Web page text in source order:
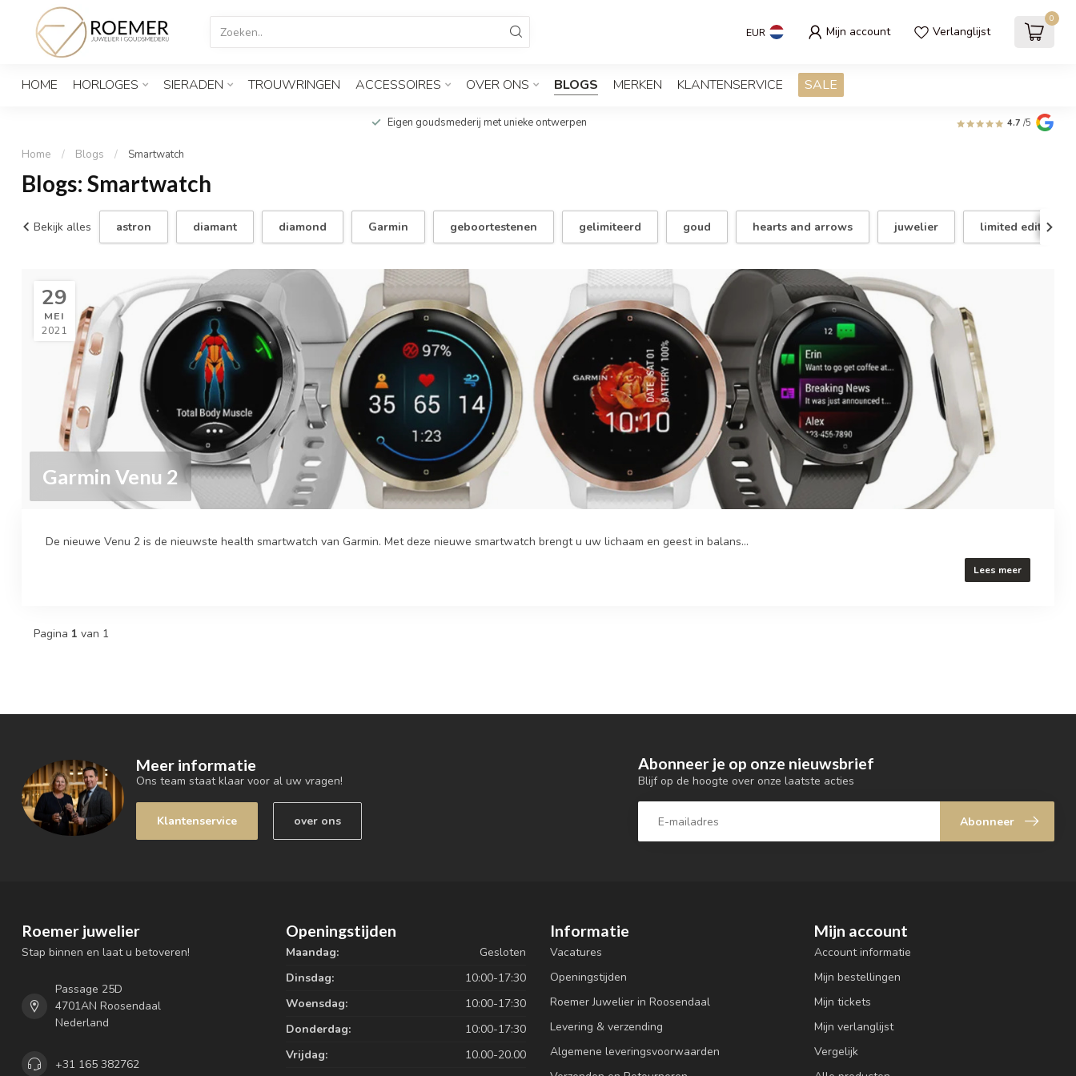
EUR Mijn account Verlanglijst
0
HOME HORLOGES SIERADEN TROUWRINGEN ACCESSOIRES OVER ONS BLOGS MERKEN KLANTENSERVICE SALE
Eigen goudsmederij met unieke ontwerpen 4.7 /5
Home / Blogs / Smartwatch
Blogs: Smartwatch
Bekijk alles astron diamant diamond Garmin geboortestenen gelimiteerd goud hearts and arrows juwelier limited edition
29
MEI
2021
Garmin Venu 2
De nieuwe Venu 2 is de nieuwste health smartwatch van Garmin. Met deze nieuwe smartwatch brengt u uw lichaam en geest in balans...
Lees meer
Pagina 1 van 1
Meer informatie
Ons team staat klaar voor al uw vragen!
Klantenservice over ons
Abonneer je op onze nieuwsbrief
Blijf op de hoogte over onze laatste acties
Abonneer
Roemer juwelier
Stap binnen en laat u betoveren!
Passage 25D
4701AN Roosendaal
Nederland
+31 165 382762
Openingstijden
Maandag:
Gesloten
Dinsdag:
10:00-17:30
Woensdag:
10:00-17:30
Donderdag:
10:00-17:30
Vrijdag:
10.00-20.00
Informatie
Vacatures
Openingstijden
Roemer Juwelier in Roosendaal
Levering & verzending
Algemene leveringsvoorwaarden
Mijn account
Account informatie
Mijn bestellingen
Mijn tickets
Mijn verlanglijst
Vergelijk